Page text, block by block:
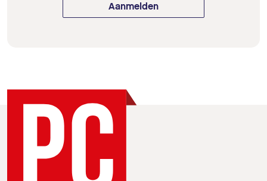
Aanmelden